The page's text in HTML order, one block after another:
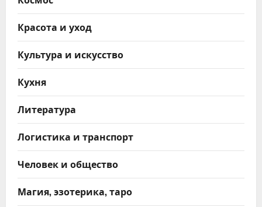
Красота и уход
Культура и искусство
Кухня
Литература
Логистика и транспорт
Человек и общество
Магия, эзотерика, таро